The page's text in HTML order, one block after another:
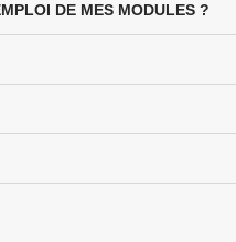
DE MES MODULES ?